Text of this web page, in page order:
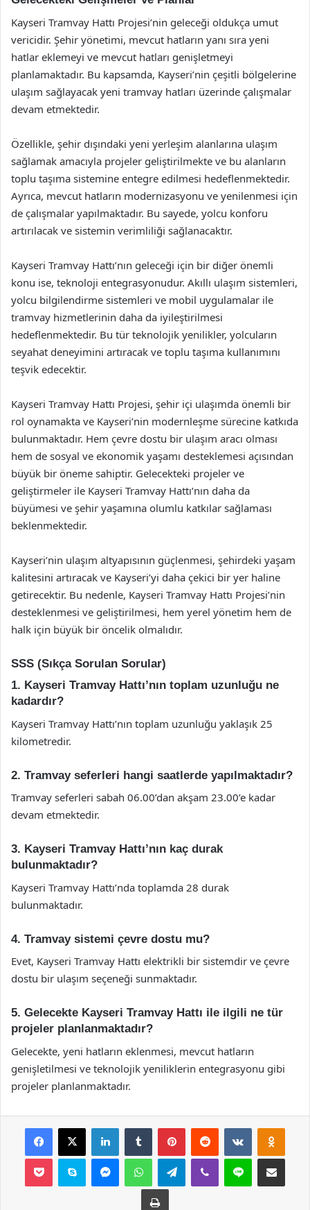
Kayseri Tramvay Hattı Projesi’nin geleceği oldukça umut
vericidir. Şehir yönetimi, mevcut hatların yanı sıra yeni
hatlar eklemeyi ve mevcut hatları genişletmeyi
planlamaktadır. Bu kapsamda, Kayseri’nin çeşitli bölgelerine
ulaşım sağlayacak yeni tramvay hatları üzerinde çalışmalar
devam etmektedir.
Özellikle, şehir dışındaki yeni yerleşim alanlarına ulaşım
sağlamak amacıyla projeler geliştirilmekte ve bu alanların
toplu taşıma sistemine entegre edilmesi hedeflenmektedir.
Ayrıca, mevcut hatların modernizasyonu ve yenilenmesi için
de çalışmalar yapılmaktadır. Bu sayede, yolcu konforu
artırılacak ve sistemin verimliliği sağlanacaktır.
Kayseri Tramvay Hattı’nın geleceği için bir diğer önemli
konu ise, teknoloji entegrasyonudur. Akıllı ulaşım sistemleri,
yolcu bilgilendirme sistemleri ve mobil uygulamalar ile
tramvay hizmetlerinin daha da iyileştirilmesi
hedeflenmektedir. Bu tür teknolojik yenilikler, yolcuların
seyahat deneyimini artıracak ve toplu taşıma kullanımını
teşvik edecektir.
Kayseri Tramvay Hattı Projesi, şehir içi ulaşımda önemli bir
rol oynamakta ve Kayseri’nin modernleşme sürecine katkıda
bulunmaktadır. Hem çevre dostu bir ulaşım aracı olması
hem de sosyal ve ekonomik yaşamı desteklemesi açısından
büyük bir öneme sahiptir. Gelecekteki projeler ve
geliştirmeler ile Kayseri Tramvay Hattı’nın daha da
büyümesi ve şehir yaşamına olumlu katkılar sağlaması
beklenmektedir.
Kayseri’nin ulaşım altyapısının güçlenmesi, şehirdeki yaşam
kalitesini artıracak ve Kayseri’yi daha çekici bir yer haline
getirecektir. Bu nedenle, Kayseri Tramvay Hattı Projesi’nin
desteklenmesi ve geliştirilmesi, hem yerel yönetim hem de
halk için büyük bir öncelik olmalıdır.
SSS (Sıkça Sorulan Sorular)
1. Kayseri Tramvay Hattı’nın toplam uzunluğu ne
kadardır?
Kayseri Tramvay Hattı’nın toplam uzunluğu yaklaşık 25
kilometredir.
2. Tramvay seferleri hangi saatlerde yapılmaktadır?
Tramvay seferleri sabah 06.00’dan akşam 23.00’e kadar
devam etmektedir.
3. Kayseri Tramvay Hattı’nın kaç durak
bulunmaktadır?
Kayseri Tramvay Hattı’nda toplamda 28 durak
bulunmaktadır.
4. Tramvay sistemi çevre dostu mu?
Evet, Kayseri Tramvay Hattı elektrikli bir sistemdir ve çevre
dostu bir ulaşım seçeneği sunmaktadır.
5. Gelecekte Kayseri Tramvay Hattı ile ilgili ne tür
projeler planlanmaktadır?
Gelecekte, yeni hatların eklenmesi, mevcut hatların
genişletilmesi ve teknolojik yeniliklerin entegrasyonu gibi
projeler planlanmaktadır.
Facebook
X LinkedInTumblr PinterestReddit VKontakte
Pocket Skype MessengerWhatsAppTelegramViber Line E-Posta ile
Yazdır